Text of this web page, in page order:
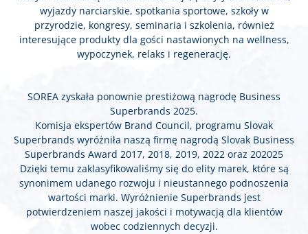
wyjazdy narciarskie, spotkania sportowe, szkoły w
przyrodzie, kongresy, seminaria i szkolenia, również
interesujące produkty dla gości nastawionych na wellness,
wypoczynek, relaks i regenerację.
SOREA zyskała ponownie prestiżową nagrodę Business
Superbrands 2025.
Komisja ekspertów Brand Council, programu Slovak
Superbrands wyróżniła naszą firmę nagrodą Slovak Business
Superbrands Award 2017, 2018, 2019, 2022 oraz 202025
Dzięki temu zaklasyfikowaliśmy się do elity marek, które są
synonimem udanego rozwoju i nieustannego podnoszenia
wartości marki. Wyróżnienie Superbrands jest
potwierdzeniem naszej jakości i motywacją dla klientów
wobec codziennych decyzji.